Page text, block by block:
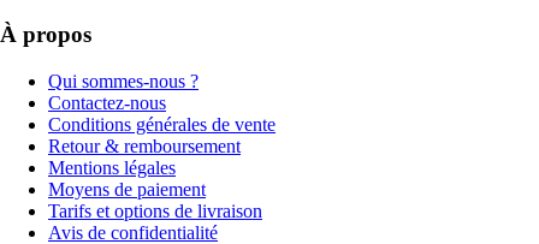
À propos
Qui sommes-nous ?
Contactez-nous
Conditions générales de vente
Retour & remboursement
Mentions légales
Moyens de paiement
Tarifs et options de livraison
Avis de confidentialité